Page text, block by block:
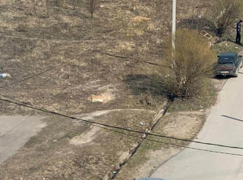
Перейти к основному содержанию